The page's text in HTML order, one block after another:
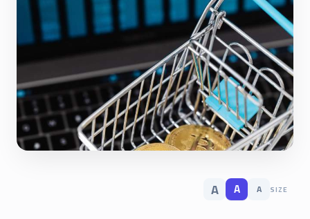
SIZE
A
A
A